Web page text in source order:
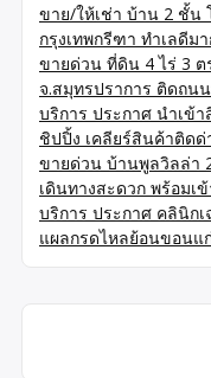
ขาย/ให้เช่า บ้าน 2 ชั้น
กรุงเทพกรีฑา ทำเลดีม
ขายด่วน ที่ดิน 4 ไร่ 3 ต
จ.สมุทรปราการ ติดถน
บริการ ประกาศ นำเข้
ชิปปิ้ง เคลียร์สินค้าติด
ขายด่วน บ้านพูลวิลล่า
เดินทางสะดวก พร้อมเ
บริการ ประกาศ คลินิก
แผลกรดไหลย้อนขอนแ